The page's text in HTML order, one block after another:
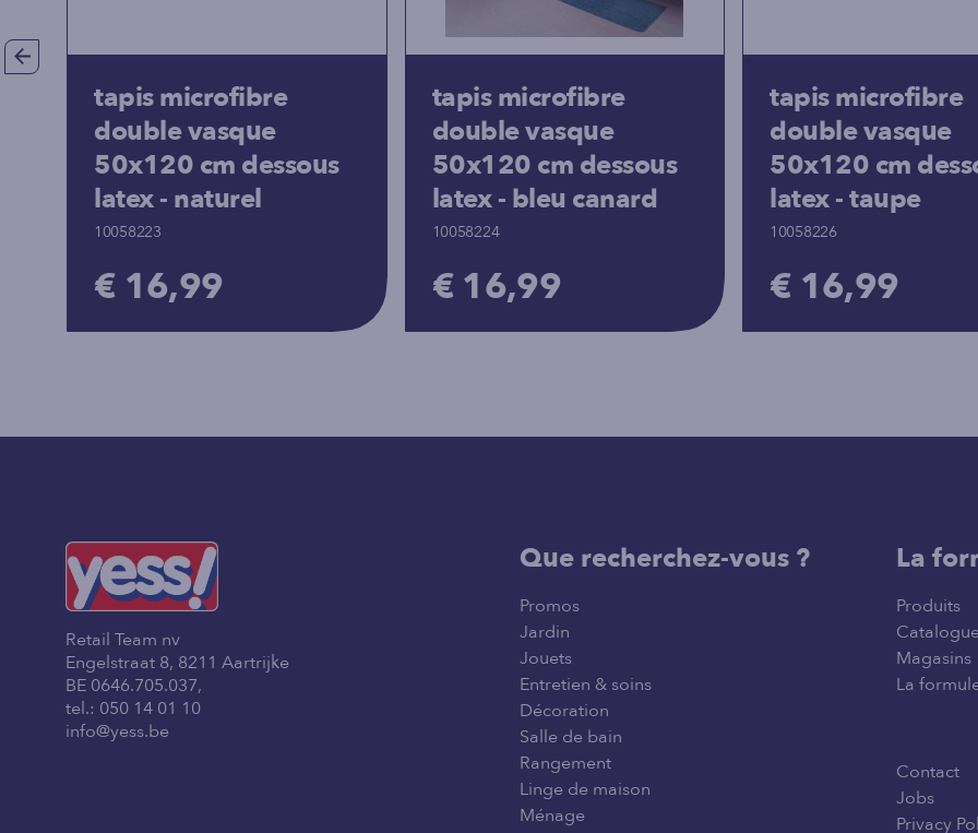
tapis microfibre
double vasque
50x120 cm dessous
latex - naturel
10058223
€ 16,99
tapis microfibre
double vasque
50x120 cm dessous
latex - bleu canard
10058224
€ 16,99
tapis microfibre
double vasque
50x120 cm
latex - taupe
10058226
€ 16,99
Retail Team nv
Engelstraat 8, 8211 Aartrijke
BE 0646.705.037,
tel.: 050 14 01 10
info@yess.be
Que recherchez-vous ?
Promos
Jardin
Jouets
Entretien & soins
Décoration
Salle de bain
Rangement
Linge de maison
Ménage
La
Produits
Magasins
La
Contact
Jobs
Privacy